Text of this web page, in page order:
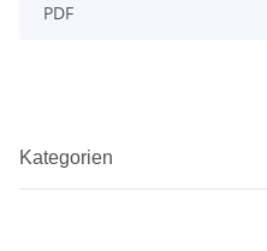
PDF
Kategorien